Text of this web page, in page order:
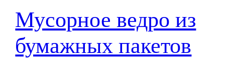
Мусорное ведро из
бумажных пакетов